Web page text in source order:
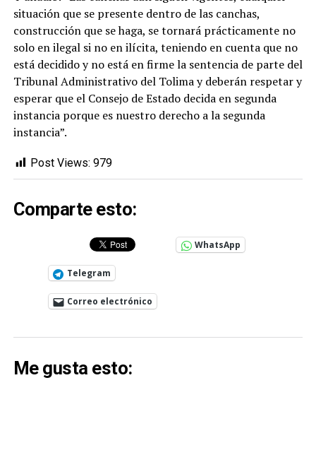
situación que se presente dentro de las canchas,
construcción que se haga, se tornará prácticamente no
solo en ilegal si no en ilícita, teniendo en cuenta que no
está decidido y no está en firme la sentencia de parte del
Tribunal Administrativo del Tolima y deberán respetar y
esperar que el Consejo de Estado decida en segunda
instancia porque es nuestro derecho a la segunda
instancia”.
Post Views: 979
Comparte esto:
WhatsApp
Telegram
Correo electrónico
Me gusta esto: